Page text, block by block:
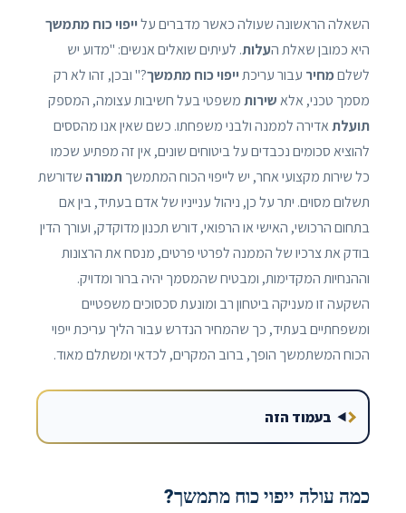
השאלה הראשונה שעולה כאשר מדברים עלייפוי כוח מתמשך
היא כמובן שאלת העלות. לעיתים שואלים אנשים: "מדוע יש
לשלםמחיר עבור עריכתייפוי כוח מתמשך?" ובכן, זהו לא רק
מסמך טכני, אלאשירותמשפטי בעל חשיבות עצומה, המספק
תועלתאדירה לממנה ולבני משפחתו. כשם שאין אנו מהססים
להוציא סכומים נכבדים על ביטוחים שונים, אין זה מפתיע שכמו
כל שירות מקצועי אחר, יש לייפוי הכוח המתמשךתמורה שדורשת
תשלום מסוים. יתר על כן, ניהול ענייניו של אדם בעתיד, בין אם
בתחום הרכושי, האישי או הרפואי, דורש תכנון מדוקדק, ועורך הדין
בודק את צרכיו של הממנה לפרטי פרטים, מנסח את הרצונות
וההנחיות המקדימות, ומבטיח שהמסמך יהיה ברור ומדויק.
השקעה זו מעניקה ביטחון רב ומונעת סכסוכים משפטיים
ומשפחתיים בעתיד, כך שהמחיר הנדרש עבור הליך עריכת ייפוי
הכוח המשתמשך הופך, ברוב המקרים, לכדאי ומשתלם מאוד.
בעמוד הזה
כמה עולה ייפוי כוח מתמשך?